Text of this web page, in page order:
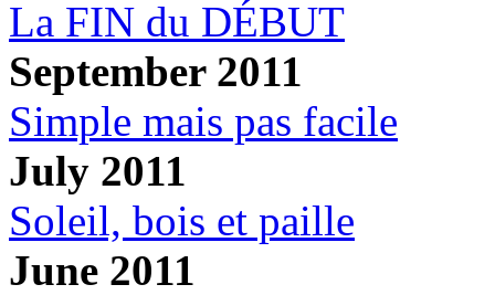
La FIN du DÉBUT
September 2011
Simple mais pas facile
July 2011
Soleil, bois et paille
June 2011